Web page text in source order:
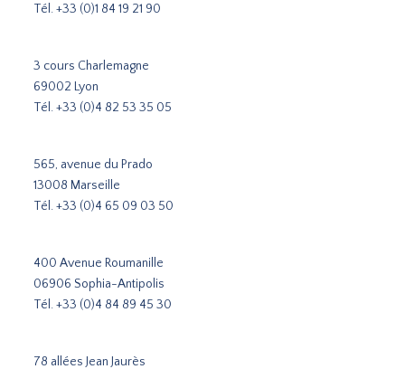
Tél.+33 (0)1 84 19 21 90
3 cours Charlemagne
69002 Lyon
Tél.+33 (0)4 82 53 35 05
565, avenue du Prado
13008 Marseille
Tél.+33 (0)4 65 09 03 50
400 Avenue Roumanille
06906 Sophia-Antipolis
Tél.+33 (0)4 84 89 45 30
78 allées Jean Jaurès